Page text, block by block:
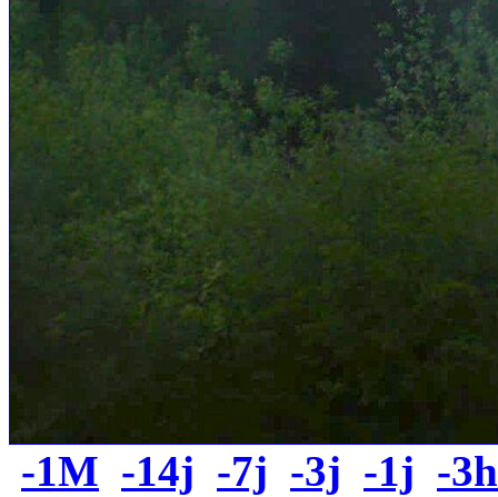
-1M -14j -7j -3j -1j -3h